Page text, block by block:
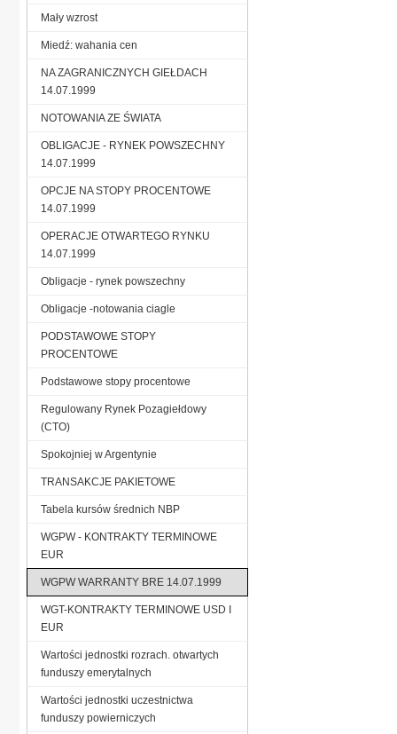
Mały wzrost
Miedź: wahania cen
NA ZAGRANICZNYCH GIEŁDACH
14.07.1999
NOTOWANIA ZE ŚWIATA
OBLIGACJE - RYNEK POWSZECHNY
14.07.1999
OPCJE NA STOPY PROCENTOWE
14.07.1999
OPERACJE OTWARTEGO RYNKU
14.07.1999
Obligacje - rynek powszechny
Obligacje -notowania ciagle
PODSTAWOWE STOPY
PROCENTOWE
Podstawowe stopy procentowe
Regulowany Rynek Pozagiełdowy
(CTO)
Spokojniej w Argentynie
TRANSAKCJE PAKIETOWE
Tabela kursów średnich NBP
WGPW - KONTRAKTY TERMINOWE
EUR
WGPW WARRANTY BRE 14.07.1999
WGT-KONTRAKTY TERMINOWE USD I
EUR
Wartości jednostki rozrach. otwartych
funduszy emerytalnych
Wartości jednostki uczestnictwa
funduszy powierniczych